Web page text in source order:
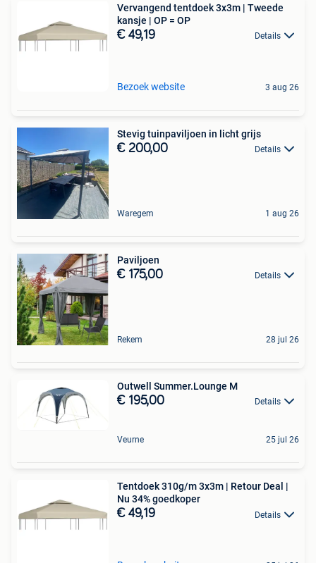
Vervangend tentdoek 3x3m | Tweede
kansje | OP = OP
€ 49,19 Details
Bezoek website 3 aug 26
Stevig tuinpaviljoen in licht grijs
€ 200,00 Details
Waregem 1 aug 26
Paviljoen
€ 175,00 Details
Rekem 28 jul 26
Outwell Summer.Lounge M
€ 195,00 Details
Veurne 25 jul 26
Tentdoek 310g/m 3x3m | Retour Deal |
Nu 34% goedkoper
€ 49,19 Details